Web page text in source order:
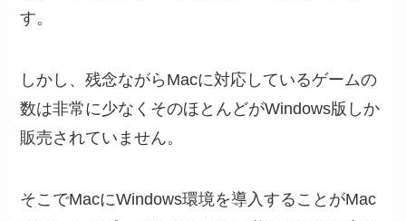
す。
しかし、残念ながらMacに対応しているゲームの
数は非常に少なくそのほとんどがWindows版しか
販売されていません。
そこでMacにWindows環境を導入することがMac